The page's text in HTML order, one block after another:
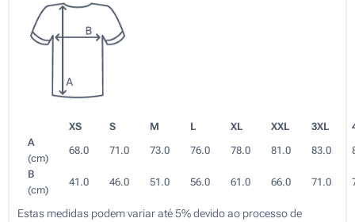
XS S M L XL XXL 3XL
A
(cm)
68.0 71.0 73.0 76.0 78.0 81.0 83.0
B
(cm)
41.0 46.0 51.0 56.0 61.0 66.0 71.0
Estas medidas podem variar até 5% devido ao processo de